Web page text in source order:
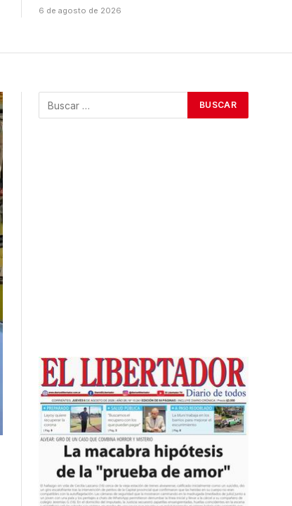
6 de agosto de 2026